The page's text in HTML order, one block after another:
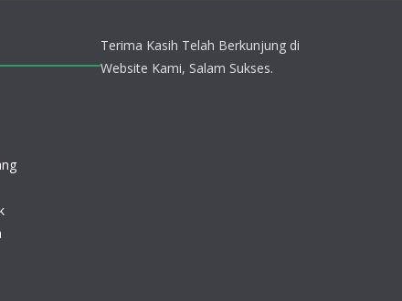
Terima Kasih Telah Berkunjung di
Website Kami, Salam Sukses.